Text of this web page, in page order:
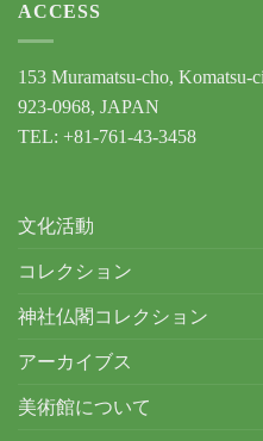
ACCESS
153 Muramatsu-cho, Komatsu-
923-0968, JAPAN
TEL: +81-761-43-3458
文化活動
コレクション
神社仏閣コレクション
アーカイブス
美術館について